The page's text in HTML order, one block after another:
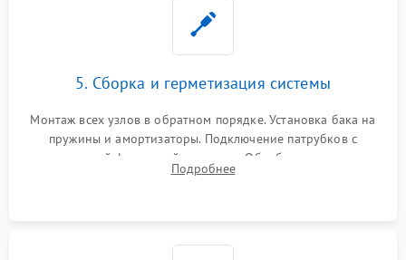
5. Сборка и герметизация системы
Монтаж всех узлов в обратном порядке. Установка бака на
пружины и амортизаторы. Подключение патрубков с
надежной фиксацией хомутами. Обработка стыков
герметиком для предотвращения возможных протечек воды.
Подробнее